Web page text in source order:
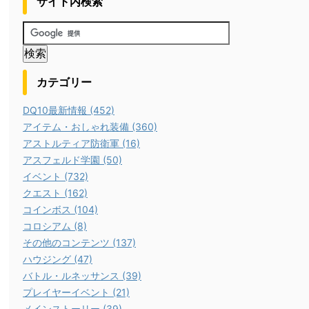
カテゴリー
DQ10最新情報 (452)
アイテム・おしゃれ装備 (360)
アストルティア防衛軍 (16)
アスフェルド学園 (50)
イベント (732)
クエスト (162)
コインボス (104)
コロシアム (8)
その他のコンテンツ (137)
ハウジング (47)
バトル・ルネッサンス (39)
プレイヤーイベント (21)